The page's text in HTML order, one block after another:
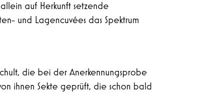
auf Herkunft setzende
und Lagencuvées das Spektrum
die bei der Anerkennungsprobe
ihnen Sekte geprüft, die schon bald